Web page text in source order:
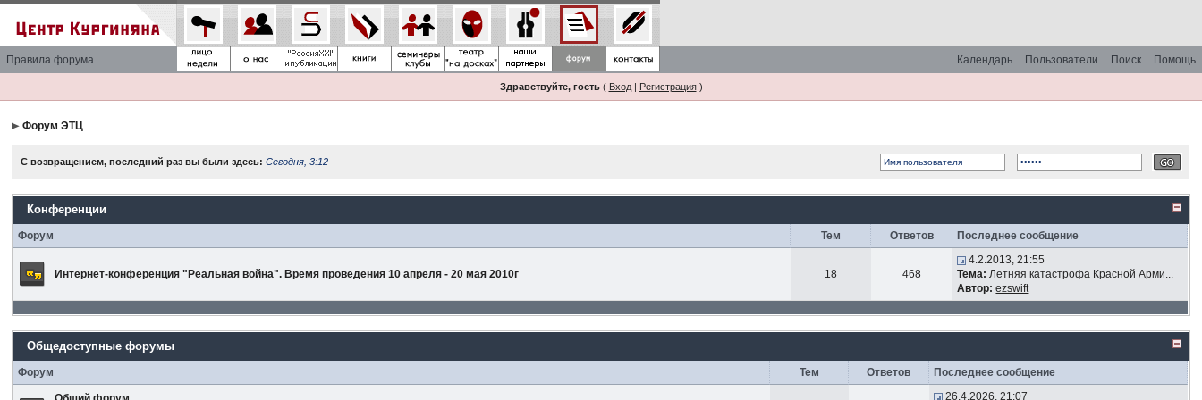
Правила форума Помощь
Поиск
Пользователи
Календарь
Здравствуйте, гость( Вход| Регистрация)
Форум ЭТЦ
С возвращением, последний раз вы были здесь:Сегодня, 3:12
Конференции
Форум Тем Ответов Последнее сообщение
Интернет-конференция "Реальная война". Время проведения 10 апреля - 20 мая 2010г 18 468
4.2.2013, 21:55
Тема: Летняя катастрофа Красной Арми...
Автор: ezswift
Общедоступные форумы
Форум Тем Ответов Последнее сообщение
26.4.2026, 21:07